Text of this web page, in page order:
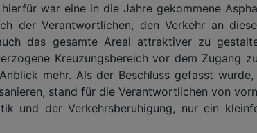
war eine in die Jahre gekommene
der Verantwortlichen, den Verkehr an
das gesamte Areal attraktiver zu
Kreuzungsbereich vor dem Zugang
mehr. Als der Beschluss gefasst
stand für die Verantwortlichen von
und der Verkehrsberuhigung, nur ein